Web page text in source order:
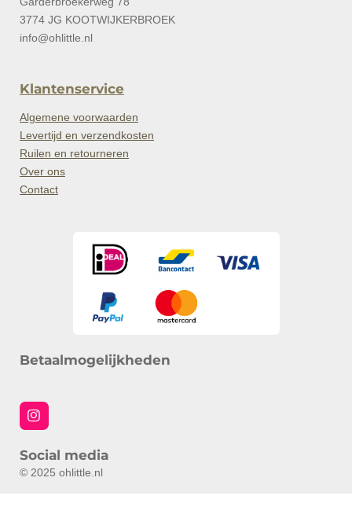
3774 JG KOOTWIJKERBROEK
info@ohlittle.nl
Klantenservice
Algemene voorwaarden
Levertijd en verzendkosten
Ruilen en retourneren
Over ons
Contact
Betaalmogelijkheden
I
n
t
a
Social media
© 2025 ohlittle.nl